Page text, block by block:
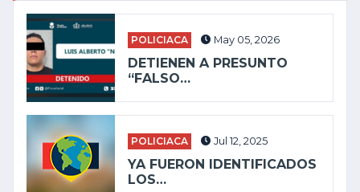
POLICIACA May 05, 2026
DETIENEN A PRESUNTO
“FALSO…
POLICIACA Jul 12, 2025
YA FUERON IDENTIFICADOS
LOS…